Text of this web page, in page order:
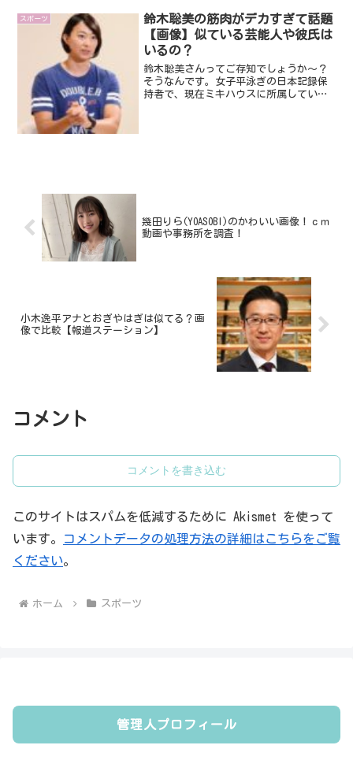
スポーツ
鈴木聡美の筋肉がデカすぎて話題
【画像】似ている芸能人や彼氏は
いるの？
鈴木聡美さんってご存知でしょうか～？
そうなんです。女子平泳ぎの日本記録保
持者で、現在ミキハウスに所属している
幾田りら(YOASOBI)のかわいい画像！ｃｍ
動画や事務所を調査！
小木逸平アナとおぎやはぎは似てる？画
像で比較【報道ステーション】
コメント
コメントを書き込む
このサイトはスパムを低減するために Akismet を使って
います。
コメントデータの処理方法の詳細はこちらをご覧
ください。
ホーム スポーツ
管理人プロフィール